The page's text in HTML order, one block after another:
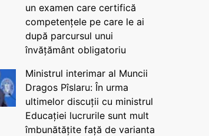
un examen care certifică
competențele pe care le ai
după parcursul unui
învățământ obligatoriu
Ministrul interimar al Muncii
Dragos Pîslaru: În urma
ultimelor discuții cu ministrul
Educației lucrurile sunt mult
îmbunătățite față de varianta